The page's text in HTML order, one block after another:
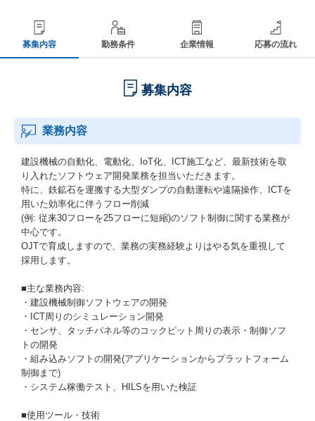
募集内容 勤務条件 企業情報 応募の流れ
募集内容
業務内容
建設機械の自動化、電動化、IoT化、ICT施工など、最新技術を取
り入れたソフトウェア開発業務を担当いただきます。
特に、鉄鉱石を運搬する大型ダンプの自動運転や遠隔操作、ICTを
用いた効率化に伴うフロー削減
(例: 従来30フローを25フローに短縮)のソフト制御に関する業務が
中心です。
OJTで育成しますので、業務の実務経験よりはやる気を重視して
採用します。
■主な業務内容:
・建設機械制御ソフトウェアの開発
・ICT周りのシミュレーション開発
・センサ、タッチパネル等のコックピット周りの表示・制御ソフ
トの開発
・組み込みソフトの開発(アプリケーションからプラットフォーム
制御まで)
・システム稼働テスト、HILSを用いた検証
■使用ツール・技術